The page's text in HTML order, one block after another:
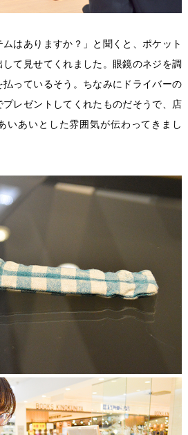
ムはありますか？」と聞くと、ポケット
て見せてくれました。眼鏡のネジを調
っているそう。ちなみにドライバーの
レゼントしてくれたものだそうで、店
いあいとした雰囲気が伝わってきまし